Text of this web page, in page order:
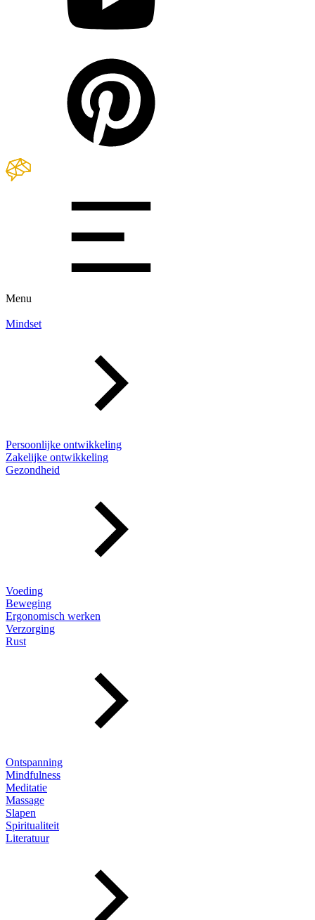
Menu
Mindset
Persoonlijke ontwikkeling
Zakelijke ontwikkeling
Gezondheid
Voeding
Beweging
Ergonomisch werken
Verzorging
Rust
Ontspanning
Mindfulness
Meditatie
Massage
Slapen
Spiritualiteit
Literatuur